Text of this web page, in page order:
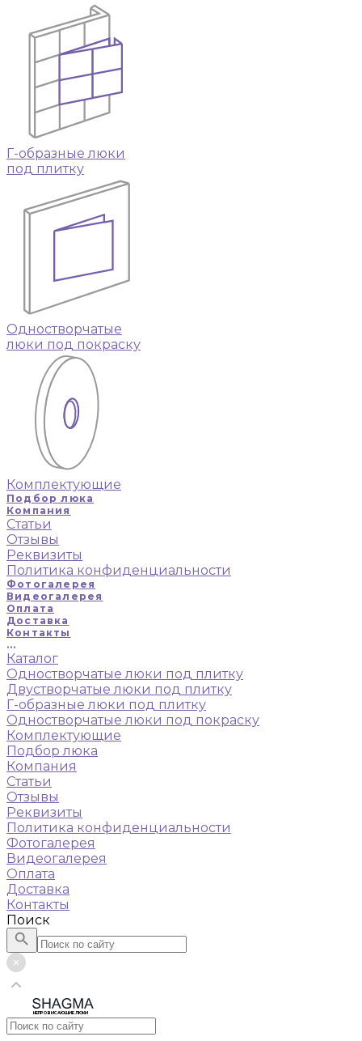
Г-образные люки
под плитку
Одностворчатые
люки под покраску
Комплектующие
Подбор люка
Компания
Статьи
Отзывы
Реквизиты
Политика конфиденциальности
Фотогалерея
Видеогалерея
Оплата
Доставка
Контакты
...
Каталог
Одностворчатые люки под плитку
Двустворчатые люки под плитку
Г-образные люки под плитку
Одностворчатые люки под покраску
Комплектующие
Подбор люка
Компания
Статьи
Отзывы
Реквизиты
Политика конфиденциальности
Фотогалерея
Видеогалерея
Оплата
Доставка
Контакты
Поиск
НЕПРОВИСАЮЩИЕ ЛЮКИ